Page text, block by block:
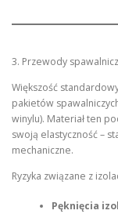
3. Przewody
Większość
pakietów
winylu). Materiał ten
swoją elastyczność –
mechaniczne.
Ryzyka związane z
Pęknięcia